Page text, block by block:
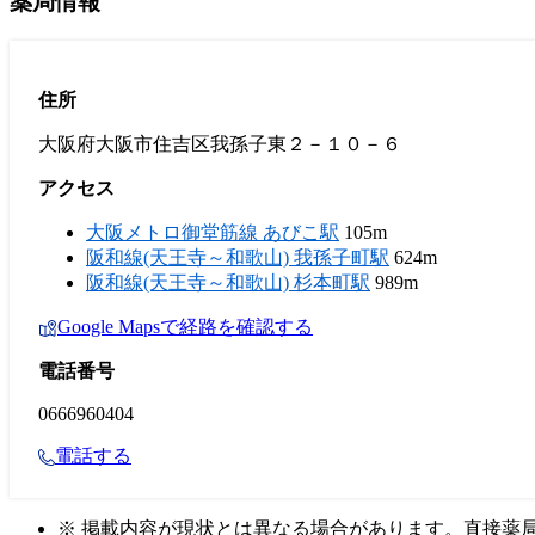
住所
大阪府大阪市住吉区我孫子東２－１０－６
アクセス
大阪メトロ御堂筋線 あびこ駅 105m
阪和線(天王寺～和歌山) 我孫子町駅 624m
阪和線(天王寺～和歌山) 杉本町駅 989m
Google Mapsで経路を確認する
電話番号
0666960404
電話する
※ 掲載内容が現状とは異なる場合があります。直接薬